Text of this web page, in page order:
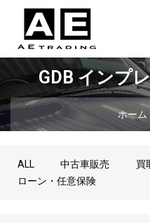
GDB インプ
ホーム
ALL 中古車販売 買
ローン・任意保険